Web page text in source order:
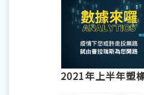
2021年上半年塑